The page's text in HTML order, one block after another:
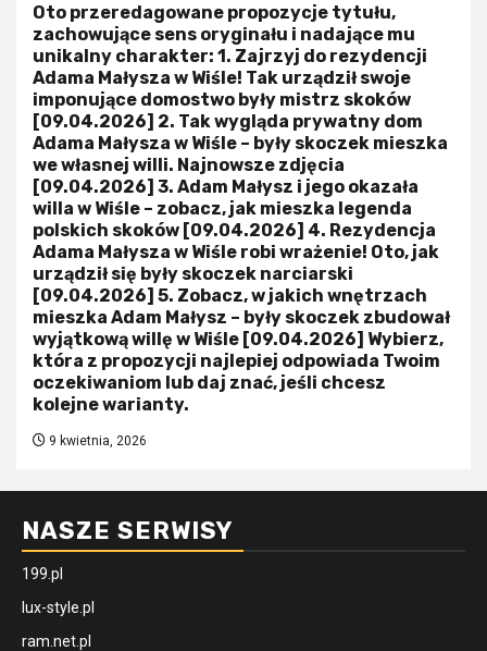
Oto przeredagowane propozycje tytułu,
zachowujące sens oryginału i nadające mu
unikalny charakter: 1. Zajrzyj do rezydencji
Adama Małysza w Wiśle! Tak urządził swoje
imponujące domostwo były mistrz skoków
[09.04.2026] 2. Tak wygląda prywatny dom
Adama Małysza w Wiśle – były skoczek mieszka
we własnej willi. Najnowsze zdjęcia
[09.04.2026] 3. Adam Małysz i jego okazała
willa w Wiśle – zobacz, jak mieszka legenda
polskich skoków [09.04.2026] 4. Rezydencja
Adama Małysza w Wiśle robi wrażenie! Oto, jak
urządził się były skoczek narciarski
[09.04.2026] 5. Zobacz, w jakich wnętrzach
mieszka Adam Małysz – były skoczek zbudował
wyjątkową willę w Wiśle [09.04.2026] Wybierz,
która z propozycji najlepiej odpowiada Twoim
oczekiwaniom lub daj znać, jeśli chcesz
kolejne warianty.
9 kwietnia, 2026
NASZE SERWISY
199.pl
lux-style.pl
ram.net.pl